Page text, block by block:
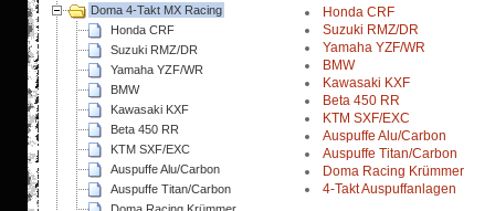
Doma 4-Takt MX Racing
Honda CRF
Suzuki RMZ/DR
Yamaha YZF/WR
BMW
Kawasaki KXF
Beta 450 RR
KTM SXF/EXC
Auspuffe Alu/Carbon
Auspuffe Titan/Carbon
Honda CRF
Suzuki RMZ/DR
Yamaha YZF/WR
BMW
Kawasaki KXF
Beta 450 RR
KTM SXF/EXC
Auspuffe Alu/Carbon
Auspuffe Titan/Carbon
Doma Racing Krümmer
4-Takt Auspuffanlagen